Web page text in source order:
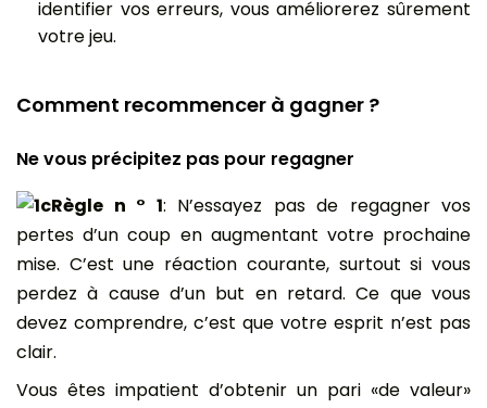
identifier vos erreurs, vous améliorerez sûrement
votre jeu.
Comment recommencer à gagner ?
Ne vous précipitez pas pour regagner
Règle n ° 1: N’essayez pas de regagner vos
pertes d’un coup en augmentant votre prochaine
mise. C’est une réaction courante, surtout si vous
perdez à cause d’un but en retard. Ce que vous
devez comprendre, c’est que votre esprit n’est pas
clair.
Vous êtes impatient d’obtenir un pari «de valeur»